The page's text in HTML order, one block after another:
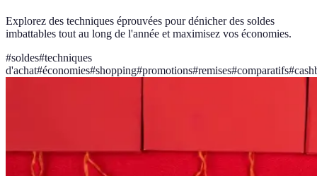
Explorez des techniques éprouvées pour dénicher des soldes
imbattables tout au long de l'année et maximisez vos économies.
#soldes#techniques
d'achat#économies#shopping#promotions#remises#comparatifs#